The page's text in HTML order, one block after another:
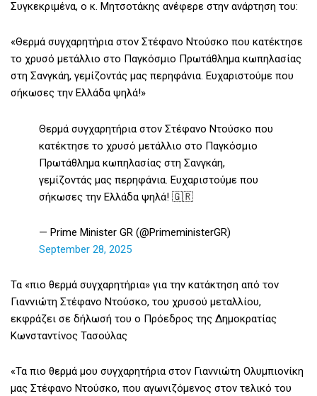
Συγκεκριμένα, ο κ. Μητσοτάκης ανέφερε στην ανάρτηση του:
«Θερμά συγχαρητήρια στον Στέφανο Ντούσκο που κατέκτησε
το χρυσό μετάλλιο στο Παγκόσμιο Πρωτάθλημα κωπηλασίας
στη Σανγκάη, γεμίζοντάς μας περηφάνια. Ευχαριστούμε που
σήκωσες την Ελλάδα ψηλά!»
Θερμά συγχαρητήρια στον Στέφανο Ντούσκο που
κατέκτησε το χρυσό μετάλλιο στο Παγκόσμιο
Πρωτάθλημα κωπηλασίας στη Σανγκάη,
γεμίζοντάς μας περηφάνια. Ευχαριστούμε που
σήκωσες την Ελλάδα ψηλά! 🇬🇷
— Prime Minister GR (@PrimeministerGR)
September 28, 2025
Τα «πιο θερμά συγχαρητήρια» για την κατάκτηση από τον
Γιαννιώτη Στέφανο Ντούσκο, του χρυσού μεταλλίου,
εκφράζει σε δήλωσή του ο Πρόεδρος της Δημοκρατίας
Κωνσταντίνος Τασούλας
«Τα πιο θερμά μου συγχαρητήρια στον Γιαννιώτη Oλυμπιονίκη
μας Στέφανο Ντούσκο, που αγωνιζόμενος στον τελικό του